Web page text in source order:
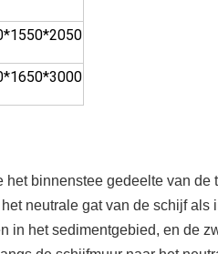
binnenstee gedeelte van
neutrale gat van de schijf
het sedimentgebied, en de